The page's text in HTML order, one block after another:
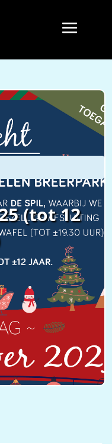
(tot 12